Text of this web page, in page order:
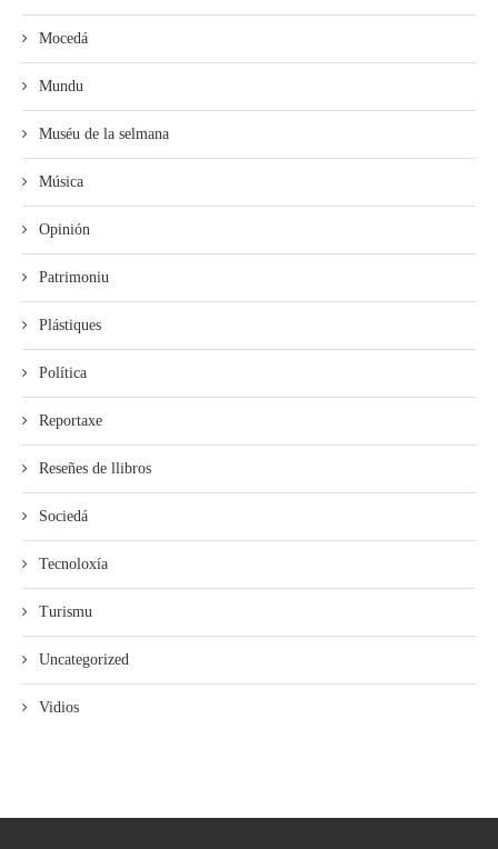
Mocedá
Mundu
Muséu de la selmana
Música
Opinión
Patrimoniu
Plástiques
Política
Reportaxe
Reseñes de llibros
Sociedá
Tecnoloxía
Turismu
Uncategorized
Vidios